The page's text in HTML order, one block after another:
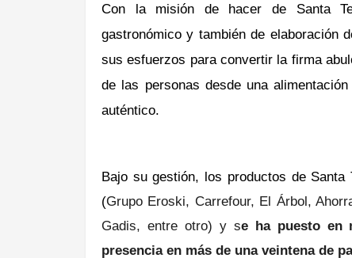
Con la misión de hacer de Santa
gastronómico y también de elaboración
sus esfuerzos para convertir la firma
de las personas desde una
auténtico.
Bajo su gestión, los productos de
(Grupo Eroski, Carrefour, El Árbol,
Gadis, entre otro) y se ha puesto en
presencia en más de una veintena de